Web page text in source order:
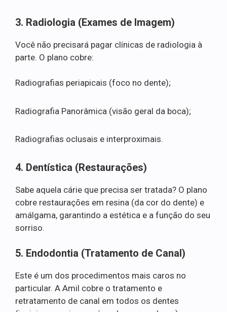
3. Radiologia (Exames de Imagem)
Você não precisará pagar clínicas de radiologia à
parte. O plano cobre:
Radiografias periapicais (foco no dente);
Radiografia Panorâmica (visão geral da boca);
Radiografias oclusais e interproximais.
4. Dentística (Restaurações)
Sabe aquela cárie que precisa ser tratada? O plano
cobre restaurações em resina (da cor do dente) e
amálgama, garantindo a estética e a função do seu
sorriso.
5. Endodontia (Tratamento de Canal)
Este é um dos procedimentos mais caros no
particular. A Amil cobre o tratamento e
retratamento de canal em todos os dentes